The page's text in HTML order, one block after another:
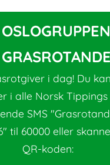
i dag! Du
i alle Norsk Tippings
SMS
til 60000 eller
QR-koden: